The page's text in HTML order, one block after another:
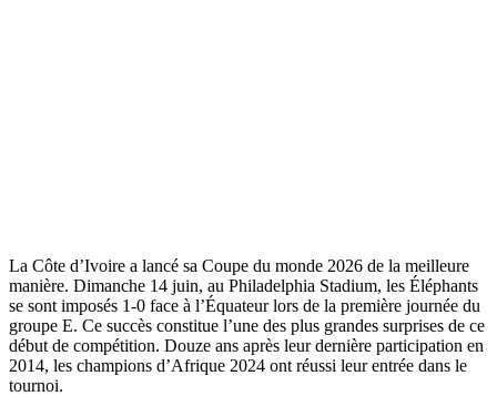
La Côte d’Ivoire a lancé sa Coupe du monde 2026 de la meilleure
manière. Dimanche 14 juin, au Philadelphia Stadium, les Éléphants
se sont imposés 1-0 face à l’Équateur lors de la première journée du
groupe E. Ce succès constitue l’une des plus grandes surprises de ce
début de compétition. Douze ans après leur dernière participation en
2014, les champions d’Afrique 2024 ont réussi leur entrée dans le
tournoi.